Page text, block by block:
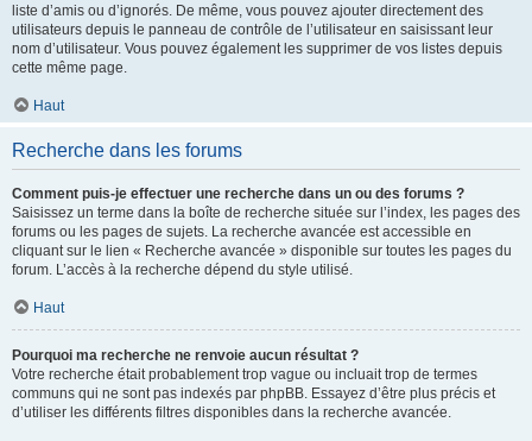
liste d’amis ou d’ignorés. De même, vous pouvez ajouter directement des
utilisateurs depuis le panneau de contrôle de l’utilisateur en saisissant leur
nom d’utilisateur. Vous pouvez également les supprimer de vos listes depuis
cette même page.
Haut
Recherche dans les forums
Comment puis-je effectuer une recherche dans un ou des forums ?
Saisissez un terme dans la boîte de recherche située sur l’index, les pages des
forums ou les pages de sujets. La recherche avancée est accessible en
cliquant sur le lien « Recherche avancée » disponible sur toutes les pages du
forum. L’accès à la recherche dépend du style utilisé.
Haut
Pourquoi ma recherche ne renvoie aucun résultat ?
Votre recherche était probablement trop vague ou incluait trop de termes
communs qui ne sont pas indexés par phpBB. Essayez d’être plus précis et
d’utiliser les différents filtres disponibles dans la recherche avancée.